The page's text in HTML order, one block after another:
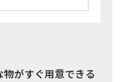
がすぐ用意できる